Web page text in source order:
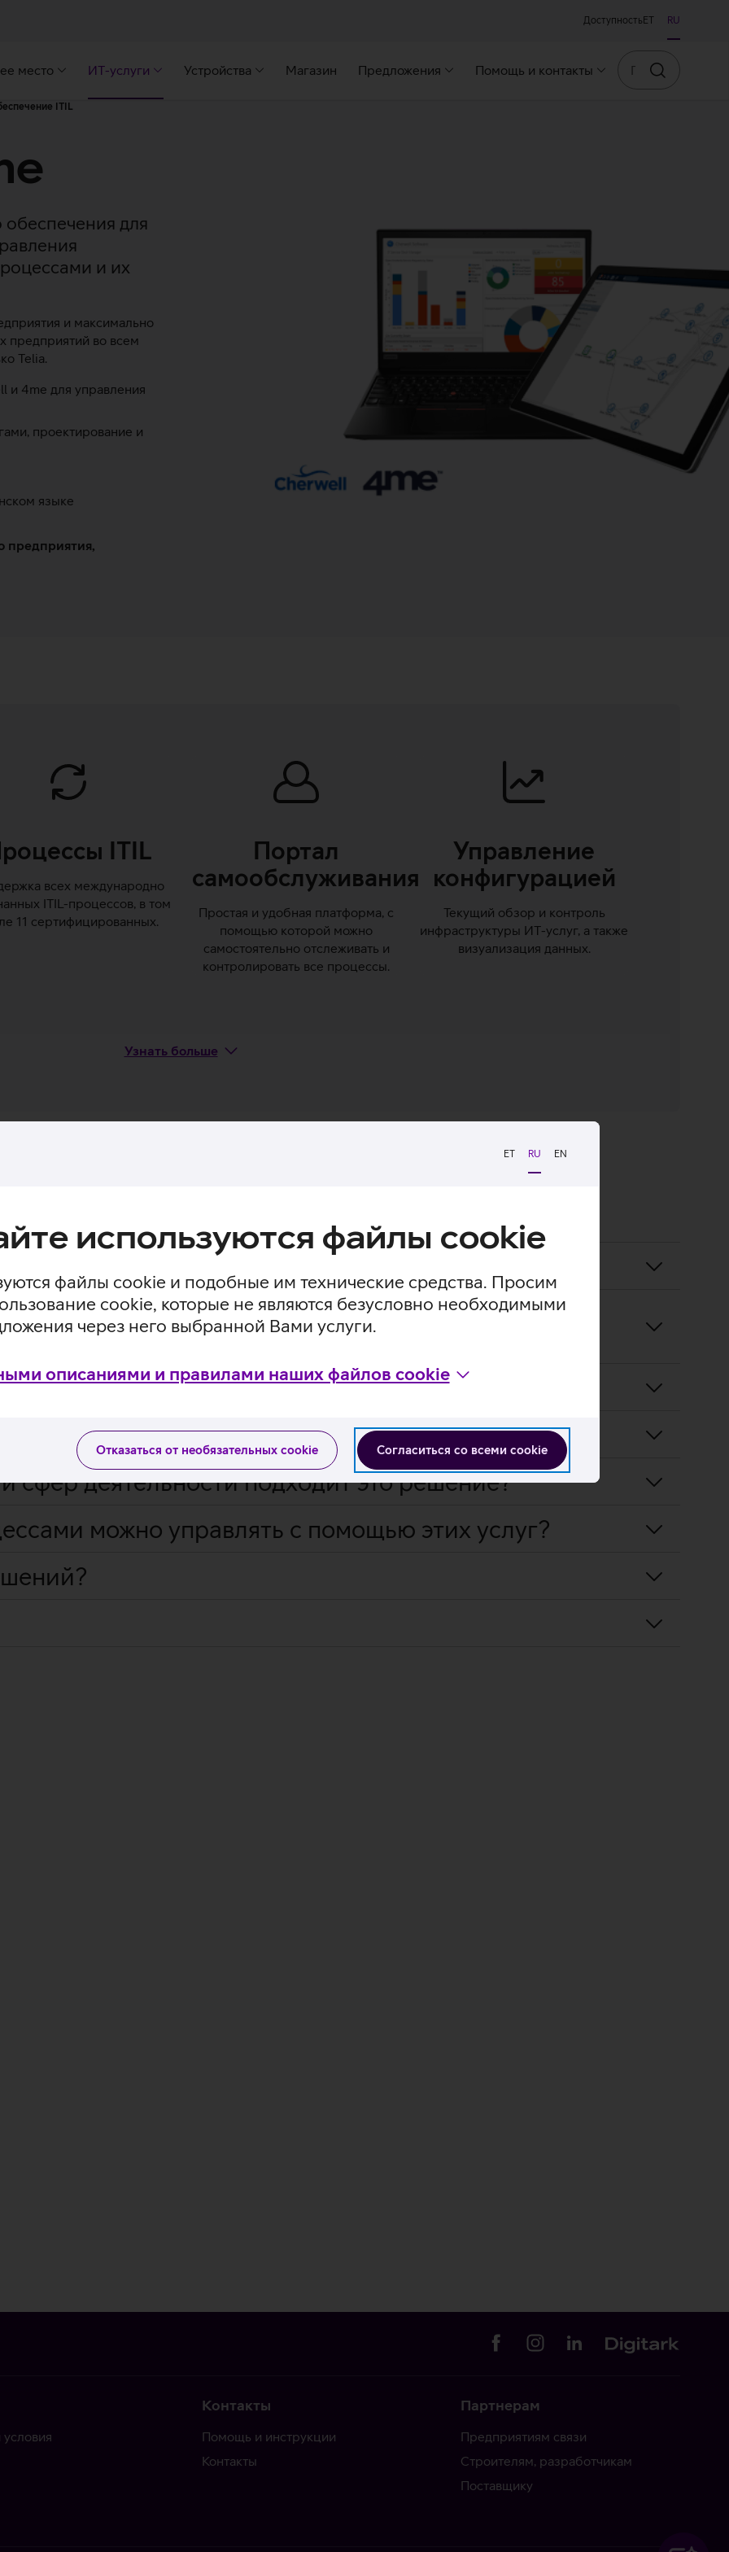
ET RU EN
используются файлы cookie
файлы cookie и подобные им технические средства. Просим
cookie, которые не являются безусловно необходимыми
через него выбранной Вами услуги.
описаниями и правилами наших файлов cookie
Согласиться со всеми cookie
Отказаться от необязательных cookie
Доступность ET RU
место ИТ-услуги Устройства Магазин Предложения Помощь и контакты
Искать
ITIL
для
и их
и максимально
предприятий во всем
Telia.
и 4me для управления
проектирование и
языке
предприятия,
ITIL
всех международно
ITIL-процессов, в том
11 сертифицированных.
Портал
самообслуживания
Простая и удобная платформа, с
помощью которой можно
самостоятельно отслеживать и
контролировать все процессы.
Управление
конфигурацией
Текущий обзор и контроль
инфраструктуры ИТ-услуг, а также
визуализация данных.
Узнать больше
обеспечение?
и какие существуют возможности
программное обеспечение?
в облачном хранилище?
сфер деятельности подходит это решение?
можно управлять с помощью этих услуг?
Контакты
Помощь и инструкции
Контакты
Партнерам
Предприятиям связи
Строителям, разработчикам
Поставщику